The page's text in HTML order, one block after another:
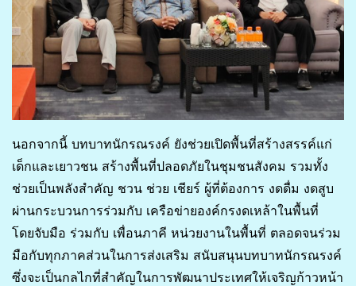
นอกจากนี้ บทบาทนักรณรงค์ ยังช่วยเปิดพื้นที่สร้างสรรค์แก่
เด็กและเยาวชน สร้างพื้นที่ปลอดภัยในชุมชนสังคม รวมทั้ง
ช่วยเป็นพลังสำคัญ ชวน ช่วย เชียร์ ผู้ที่ต้องการ งดดื่ม งดสูบ
ผ่านกระบวนการร่วมกับ เครือข่ายองค์กรงดเหล้าในพื้นที่
โดยจับมือ ร่วมกับ เพื่อนภาคี หน่วยงานในพื้นที่ ตลอดจนร่วม
มือกับทุกภาคส่วนในการส่งเสริม สนับสนุนบทบาทนักรณรงค์
ซึ่งจะเป็นกลไกที่สำคัญในการพัฒนาประเทศให้เจริญก้าวหน้า